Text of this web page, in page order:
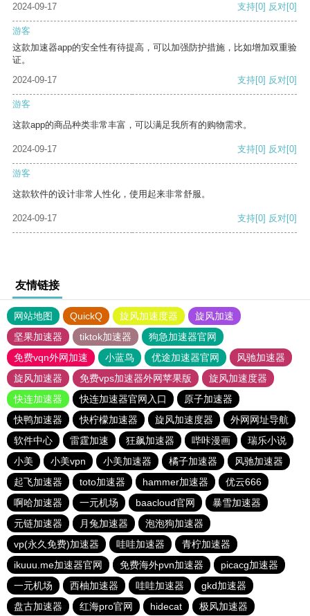
2024-09-17
支持[0] 反对[0]
游客
这款加速器app的安全性有待提高，可以加强防护措施，比如增加双重验
证。
2024-09-17
支持[0] 反对[0]
游客
这款app的商品种类非常丰富，可以满足我所有的购物需求。
2024-09-17 支持[0] 反对[0]
游客
这款软件的设计非常人性化，使用起来非常舒服。
2024-09-17 支持[0] 反对[0]
友情链接
网站地图 QuickQ 旋风加速度器
旋风加速
坚果加速器
tiktok加速器
狗急加速器官网
免费vqn外网加速
小蓝鸟 优途加速器官网
风驰加速器
旋风加速器
免费vps加速器外网苹果版
旋风加速度器
快连加速器
快连加速器官网入口
原子加速器
快鸭加速器
快柠檬加速器 旋风加速度器
外网网址导航
软件中心
雷霆加速 狂飙加速器 哔咔漫画
瑞乐小说
小美
小美vpn 小美加速器 橘子加速器
风驰加速器
起飞加速器
toto加速器 hammer加速器
优云666
啊哈加速器
一元机场 baacloud官网
暴雪加速器
元链加速器
月兔加速器
泡泡狗加速器
vp(永久免费)加速器
哇哇加速器
青柠加速器
ikuuu.me加速器官网
免费海外pvn加速器
picacg加速器
一元机场
西柚加速器 哇哇加速器
gkd加速器
盘古加速器
红海pro官网 hidecat 极风加速器